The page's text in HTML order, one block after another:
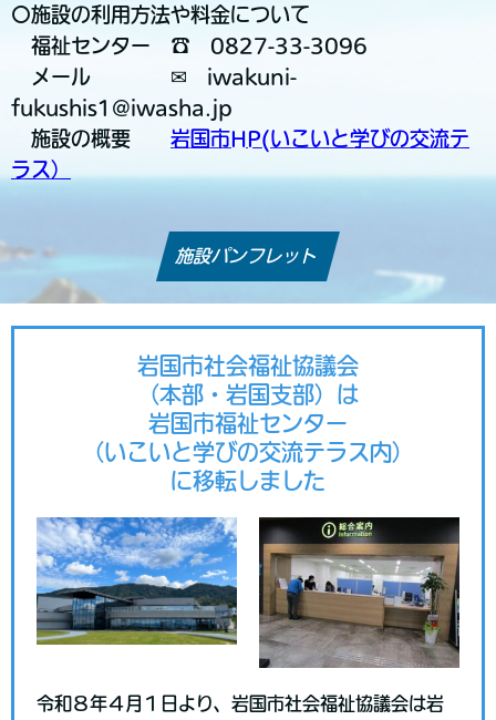
〇施設の利用方法や料金について
福祉センター ☎ 0827-33-3096
メール ✉ iwakuni-
fukushis1@iwasha.jp
施設の概要 岩国市HP(いこいと学びの交流テ
ラス）
施設パンフレット
岩国市社会福祉協議会
（本部・岩国支部）は
岩国市福祉センター
（いこいと学びの交流テラス内）
に移転しました
令和８年４月１日より、岩国市社会福祉協議会は岩